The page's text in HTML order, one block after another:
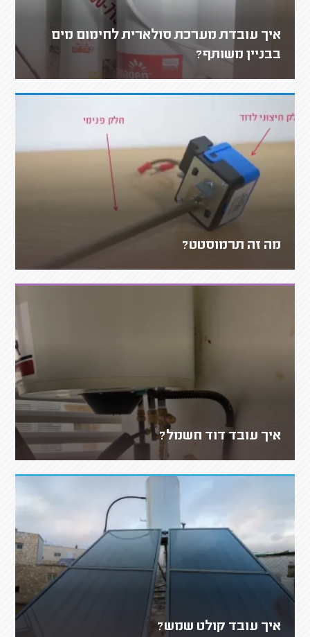
איך עובדת מערכת סולארית לחימום מים
בבניין משותף?
מה זה תרמוסטט?
איך עובד דוד חשמל?
איך עובד קולט שמש?